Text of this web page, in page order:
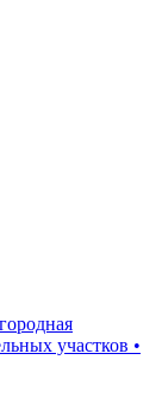
участков •